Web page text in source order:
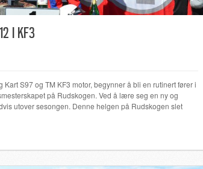
I KF3
S97 og TM KF3 motor, begynner å bli en rutinert fører i
på Rudskogen. Ved å lære seg en ny og
utover sesongen. Denne helgen på Rudskogen slet